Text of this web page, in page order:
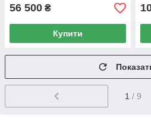
56 500 ₴
Купити
1 / 9